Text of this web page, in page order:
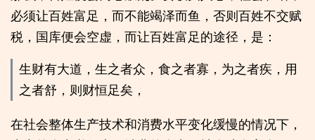
必须让百姓富足，而不能竭泽而鱼，否则百姓不交赋
税，国库便会空虚，而让百姓富足的途径，是：
生财有大道，生之者众，食之者寡，为之者疾，用
之者舒，则财恒足矣，
在社会整体生产技术和消费水平变化缓慢的情况下，